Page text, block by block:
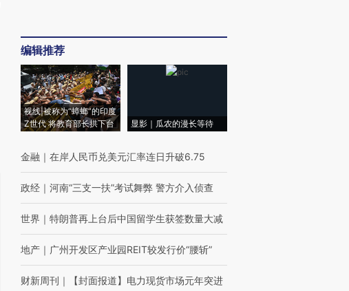
编辑推荐
视线|被称为“蟑螂”的印度
Z世代 将教育部长拱下台
显影｜瓜农的漫长等待
金融 ｜ 在岸人民币兑美元汇率连日升破6.75
政经 ｜ 河南“三支一扶”考试舞弊 警方介入侦查
世界 ｜ 特朗普再上台后中国留学生获签数量大减
地产 ｜ 广州开发区产业园REIT较发行价“腰斩”
财新周刊 ｜ 【封面报道】电力现货市场元年突进